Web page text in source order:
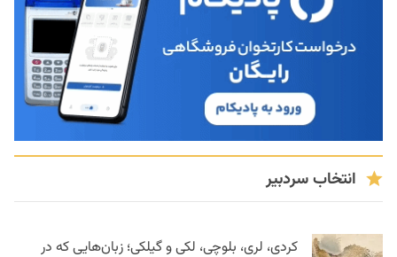
انتخاب سردبیر
کردی، لری، بلوچی، لکی و گیلکی؛ زبان‌هایی که در